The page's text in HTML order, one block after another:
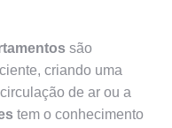
são
criando uma
de ar ou a
tem o conhecimento